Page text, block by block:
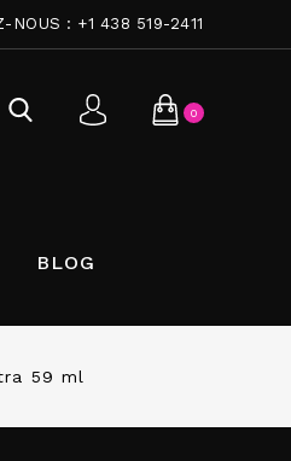
NOUS : +1 438 519-2411
0
BLOG
59 ml